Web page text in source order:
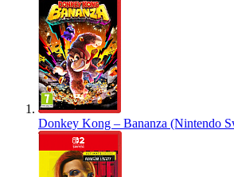
Donkey Kong – Bananza (Nintendo